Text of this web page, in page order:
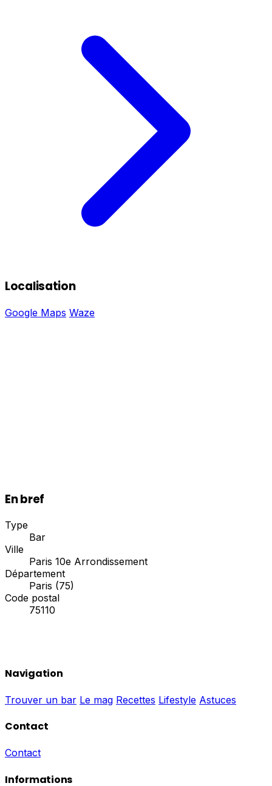
Localisation
Google Maps Waze
En bref
Type
Bar
Ville
Paris 10e Arrondissement
Département
Paris (75)
Code postal
75110
Navigation
Trouver un bar Le mag Recettes Lifestyle Astuces
Contact
Contact
Informations